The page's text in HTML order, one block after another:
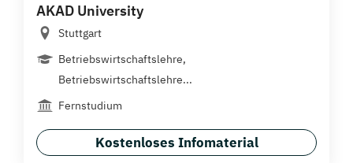
AKAD University
Stuttgart
Betriebswirtschaftslehre,
Betriebswirtschaftslehre...
Fernstudium
Kostenloses Infomaterial